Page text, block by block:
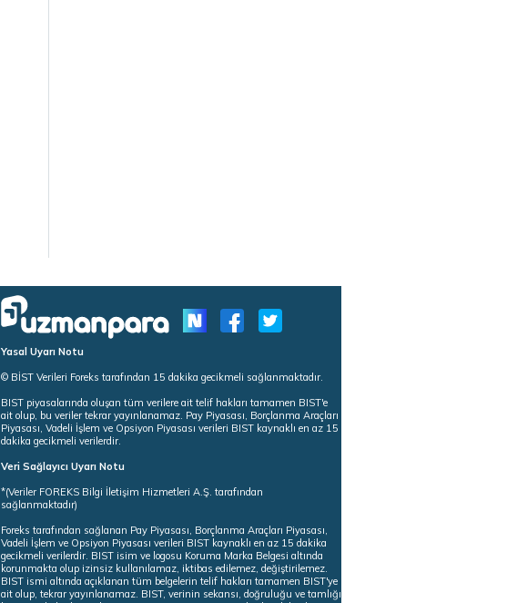
Yasal Uyarı Notu
© BİST Verileri Foreks tarafından 15 dakika gecikmeli sağlanmaktadır.
BIST piyasalarında oluşan tüm verilere ait telif hakları tamamen BIST'e
ait olup, bu veriler tekrar yayınlanamaz. Pay Piyasası, Borçlanma Araçları
Piyasası, Vadeli İşlem ve Opsiyon Piyasası verileri BIST kaynaklı en az 15
dakika gecikmeli verilerdir.
Veri Sağlayıcı Uyarı Notu
*(Veriler FOREKS Bilgi İletişim Hizmetleri A.Ş. tarafından
sağlanmaktadır)
Foreks tarafından sağlanan Pay Piyasası, Borçlanma Araçları Piyasası,
Vadeli İşlem ve Opsiyon Piyasası verileri BIST kaynaklı en az 15 dakika
gecikmeli verilerdir. BIST isim ve logosu Koruma Marka Belgesi altında
korunmakta olup izinsiz kullanılamaz, iktibas edilemez, değiştirilemez.
BIST ismi altında açıklanan tüm belgelerin telif hakları tamamen BIST'ye
ait olup, tekrar yayınlanamaz. BIST, verinin sekansı, doğruluğu ve tamlığı